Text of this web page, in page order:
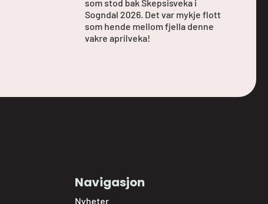
som stod bak Skepsisveka i
Sogndal 2026. Det var mykje flott
som hende mellom fjella denne
vakre aprilveka!
Navigasjon
Nyheter